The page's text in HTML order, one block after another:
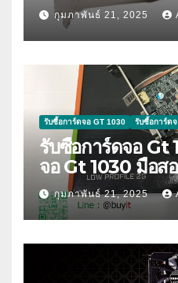
กุมภาพันธ์ 21, 2025
รับซื้อการ์ดจอ GT 1030 รับซื้อการ์ด
รับซื้อการ์ดจอ Gt
จอ Gt 1030 มือส
กุมภาพันธ์ 21, 2025